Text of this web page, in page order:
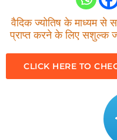
वैदिक ज्योतिष के माध्यम से
प्राप्त करने के लिए सशुल्क
CLICK HERE TO